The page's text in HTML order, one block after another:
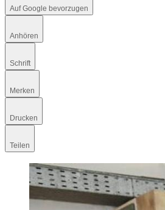
Auf Google bevorzugen
Anhören
Schrift
Merken
Drucken
Teilen